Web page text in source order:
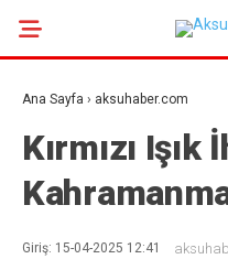
GÜNDEM
Ana Sayfa › aksuhaber.com
Kırmızı Işık
Giriş: 15-04-2025 12:41